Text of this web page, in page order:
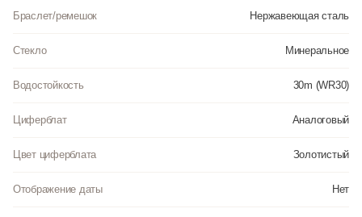
Браслет/ремешок Нержавеющая сталь
Стекло Минеральное
Водостойкость 30m (WR30)
Циферблат Аналоговый
Цвет циферблата Золотистый
Отображение даты Нет